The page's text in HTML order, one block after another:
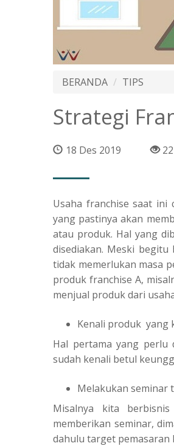
BERANDA TIPS
Strategi
18 Des 2019
Usaha franchise saat ini
yang pastinya akan
atau produk. Hal yang
disediakan. Meski
tidak memerlukan masa
produk franchise A,
menjual produk dari
Kenali produk yang
Hal pertama yang perlu
sudah kenali betul
Melakukan seminar
Misalnya kita
memberikan seminar,
dahulu target pemasaran